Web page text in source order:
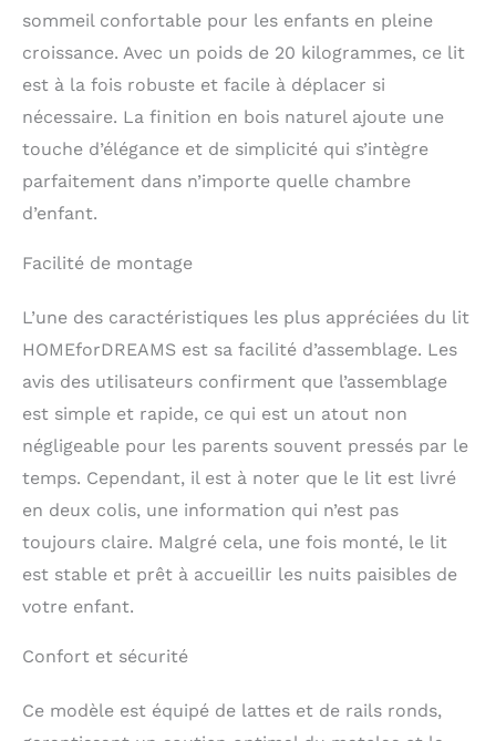
sommeil confortable pour les enfants en pleine
croissance. Avec un poids de 20 kilogrammes, ce lit
est à la fois robuste et facile à déplacer si
nécessaire. La finition en bois naturel ajoute une
touche d’élégance et de simplicité qui s’intègre
parfaitement dans n’importe quelle chambre
d’enfant.
Facilité de montage
L’une des caractéristiques les plus appréciées du lit
HOMEforDREAMS est sa facilité d’assemblage. Les
avis des utilisateurs confirment que l’assemblage
est simple et rapide, ce qui est un atout non
négligeable pour les parents souvent pressés par le
temps. Cependant, il est à noter que le lit est livré
en deux colis, une information qui n’est pas
toujours claire. Malgré cela, une fois monté, le lit
est stable et prêt à accueillir les nuits paisibles de
votre enfant.
Confort et sécurité
Ce modèle est équipé de lattes et de rails ronds,